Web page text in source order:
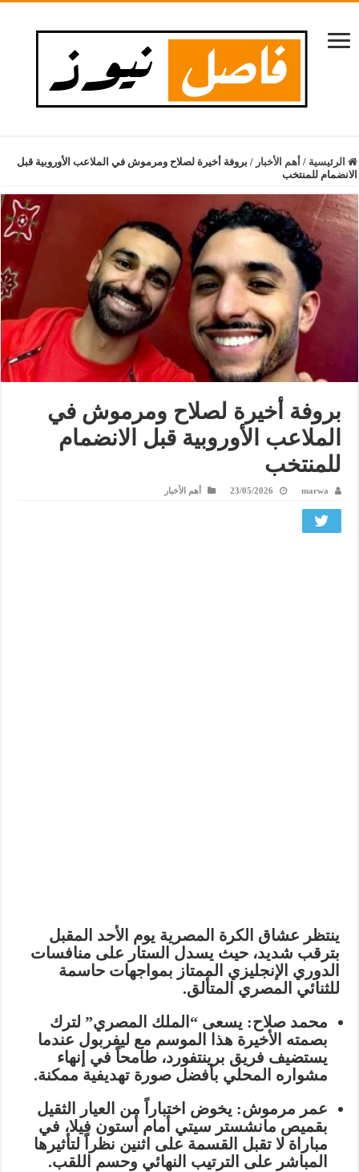
الرئيسية / أهم الأخبار / بروفة أخيرة لصلاح ومرموش في الملاعب الأوروبية قبل
الانضمام للمنتخب
بروفة أخيرة لصلاح ومرموش في
الملاعب الأوروبية قبل الانضمام
للمنتخب
marwa
23/05/2026 أهم الأخبار
ينتظر عشاق الكرة المصرية يوم الأحد المقبل
بترقب شديد، حيث يسدل الستار على منافسات
الدوري الإنجليزي الممتاز بمواجهات حاسمة
للثنائي المصري المتألق.
محمد صلاح: يسعى “الملك المصري” لترك
بصمته الأخيرة هذا الموسم مع ليفربول عندما
يستضيف فريق برينتفورد، طامحاً في إنهاء
مشواره المحلي بأفضل صورة تهديفية ممكنة.
عمر مرموش: يخوض اختباراً من العيار الثقيل
بقميص مانشستر سيتي أمام أستون فيلا، في
مباراة لا تقبل القسمة على اثنين نظراً لتأثيرها
المباشر على الترتيب النهائي وحسم اللقب.